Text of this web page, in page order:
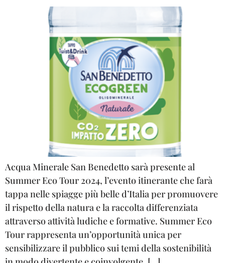
Acqua Minerale San Benedetto sarà presente al
Summer Eco Tour 2024, l’evento itinerante che farà
tappa nelle spiagge più belle d’Italia per promuovere
il rispetto della natura e la raccolta differenziata
attraverso attività ludiche e formative. Summer Eco
Tour rappresenta un’opportunità unica per
sensibilizzare il pubblico sui temi della sostenibilità